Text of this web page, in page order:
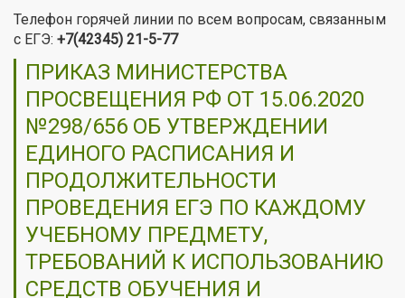
Телефон горячей линии по всем вопросам, связанным
с ЕГЭ: +7(42345) 21-5-77
ПРИКАЗ МИНИСТЕРСТВА
ПРОСВЕЩЕНИЯ РФ ОТ 15.06.2020
№298/656 ОБ УТВЕРЖДЕНИИ
ЕДИНОГО РАСПИСАНИЯ И
ПРОДОЛЖИТЕЛЬНОСТИ
ПРОВЕДЕНИЯ ЕГЭ ПО КАЖДОМУ
УЧЕБНОМУ ПРЕДМЕТУ,
ТРЕБОВАНИЙ К ИСПОЛЬЗОВАНИЮ
СРЕДСТВ ОБУЧЕНИЯ И